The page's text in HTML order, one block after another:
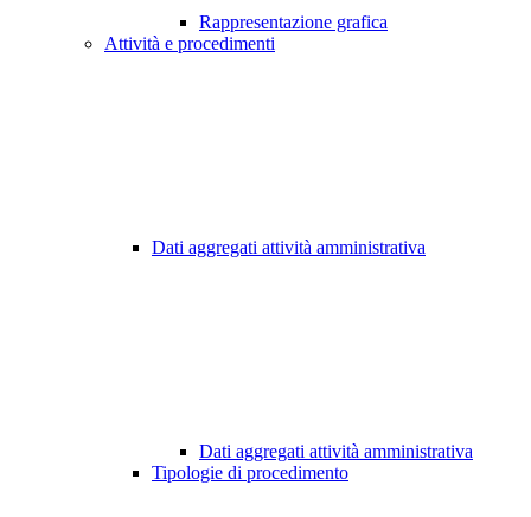
Rappresentazione grafica
Attività e procedimenti
Dati aggregati attività amministrativa
Dati aggregati attività amministrativa
Tipologie di procedimento